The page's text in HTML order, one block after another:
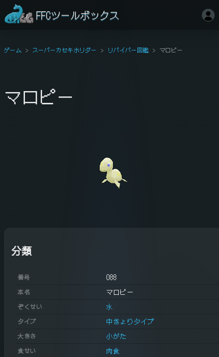
FFCツールボックス
ゲーム スーパーカセキホリダー リバイバー図鑑 マロピー
マロピー
分類
番号 088
本名 マロピー
ぞくせい 水
タイプ 中きょりタイプ
大きさ 小がた
食せい 肉食